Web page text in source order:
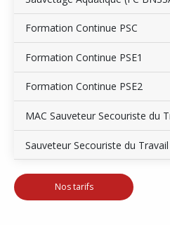
Formation Continue PSC
Formation Continue PSE1
Formation Continue PSE2
MAC Sauveteur Secouriste du
Sauveteur Secouriste du Travail
Nos tarifs